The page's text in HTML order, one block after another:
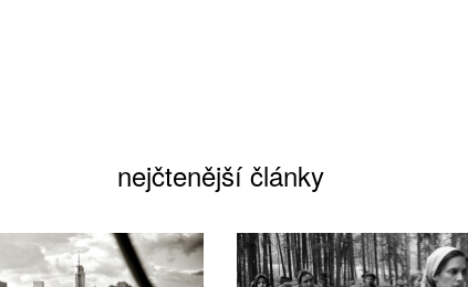
nejčtenější články